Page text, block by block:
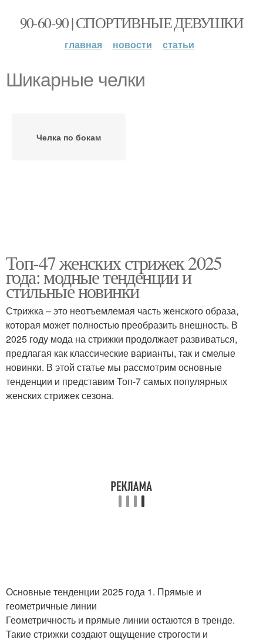
90-60-90 | СПОРТИВНЫЕ ДЕВУШКИ
главная новости статьи
Шикарные челки
Челка по бокам
Топ-47 женских стрижек 2025
года: модные тенденции и
стильные новинки
Стрижка – это неотъемлемая часть женского образа,
которая может полностью преобразить внешность. В
2025 году мода на стрижки продолжает развиваться,
предлагая как классические варианты, так и смелые
новинки. В этой статье мы рассмотрим основные
тенденции и представим Топ-7 самых популярных
женских стрижек сезона.
Основные тенденции 2025 года 1. Прямые и
геометричные линии
Геометричность и прямые линии остаются в тренде.
Такие стрижки создают ощущение строгости и